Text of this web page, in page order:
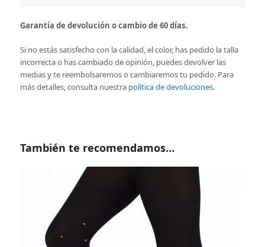
Garantía de devolución o cambio de 60 días.
Si no estás satisfecho con la calidad, el color, has pedido la talla
incorrecta o has cambiado de opinión, puedes devolver las
medias y te reembolsaremos o cambiaremos tu pedido. Para
más detalles, consulta nuestra política de devoluciones.
También te recomendamos…